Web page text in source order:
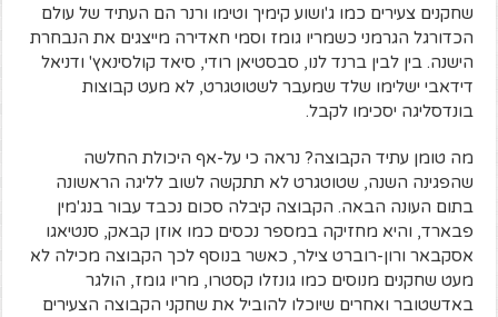
שחקנים צעירים כמו ג'ושוע קימיך וטימו ורנר הם העתיד של עולם
הכדורגל הגרמני כשמריו גומז וסמי חאדירה מייצגים את הנבחרת
הישנה. בין לבין ברנד לנו, סבסטיאן רודי, סיאד קולסינאץ' ודניאל
דידאבי ישלימו שלד שמעבר לשטוטגרט, לא מעט קבוצות
בונדסליגה יסכימו לקבל.
מה טומן עתיד הקבוצה? נראה כי על-אף היכולת החלשה
שהפגינה השנה, שטוטגרט לא תתקשה לשוב לליגה הראשונה
בתום העונה הבאה. הקבוצה קיבלה סכום נכבד עבור בנג'מין
פבארד, והיא מחזיקה במספר נכסים כמו אוזן קבאק, סנטיאגו
אסקבאר ורון-רוברט צילר, כאשר בנוסף לכך הקבוצה מכילה לא
מעט שחקנים מנוסים כמו גונזלו קסטרו, מריו גומז, הולגר
באדשטובר ואחרים שיוכלו להוביל את שחקני הקבוצה הצעירים